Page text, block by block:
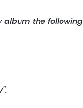
album the following